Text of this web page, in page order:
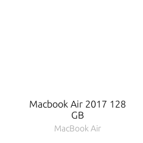
Macbook Air 2017 128
GB
MacBook Air